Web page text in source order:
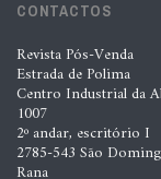
CONTACTOS
Revista Pós-Venda
Estrada de Polima
Centro Industrial da
1007
2º andar, escritório I
2785-543 São
Rana